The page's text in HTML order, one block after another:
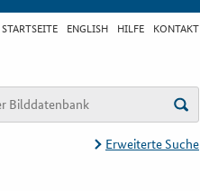
STARTSEITE ENGLISH HILFE KONTAKT
Erweiterte Suche